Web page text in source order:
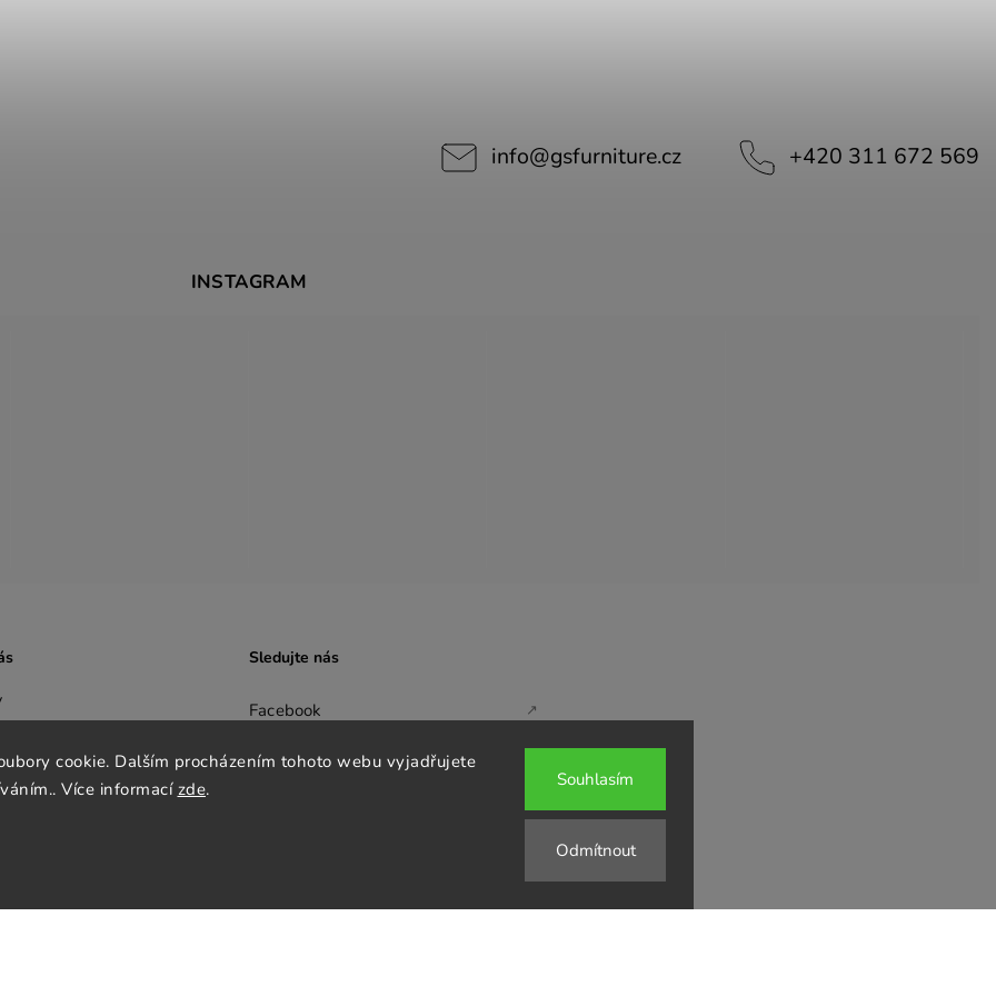
cookie. Dalším procházením tohoto webu vyjadřujete
Více informací zde.
Odmítnout
Souhlasím
info@gsfurniture.cz +420 311 672 569
osobních údajů
INSTAGRAM
Sledujte nás
Facebook ↗
Instagram
↗